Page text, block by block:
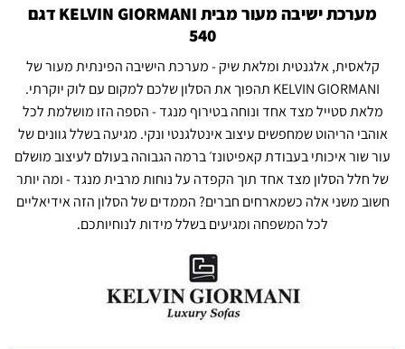
מערכת ישיבה מעור מבית KELVIN GIORMANI דגם
540
קלאסית, אלגנטית ומלאת שיק - מערכת הישיבה הפינתית מעור של
KELVIN GIORMANI תהפוך את הסלון שלכם למקום עם לוק יוקרתי.
מלאת סטייל מצד אחד ונוחה בטירוף מנגד - הספה הזו מושלמת לכל
אוהבי הריהוט שמחפשים עיצוב אינטלגנטי ונקי. מגיעה בשלל גוונים של
עור שור איכותי בעבודת קאפיטונז׳ ברמה הגבוהה בעולם לעיצוב מושלם
של חלל הסלון מצד אחד תוך הקפדה על נוחות מרבית מנגד - ומה יותר
חשוב משני אלה כשמארחים חברים? הממדים של הסלון הזה אידיאליים
לכל המשפחה ומגיעים בשלל מידות לנוחיותכם.